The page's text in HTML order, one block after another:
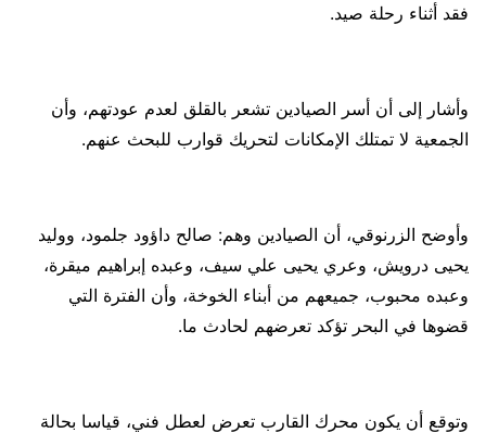
فقد أثناء رحلة صيد.
وأشار إلى أن أسر الصيادين تشعر بالقلق لعدم عودتهم، وأن
الجمعية لا تمتلك الإمكانات لتحريك قوارب للبحث عنهم.
وأوضح الزرنوقي، أن الصيادين وهم: صالح داؤود جلمود، ووليد
يحيى درويش، وعري يحيى علي سيف، وعبده إبراهيم ميقرة،
وعبده محبوب، جميعهم من أبناء الخوخة، وأن الفترة التي
قضوها في البحر تؤكد تعرضهم لحادث ما.
وتوقع أن يكون محرك القارب تعرض لعطل فني، قياسا بحالة